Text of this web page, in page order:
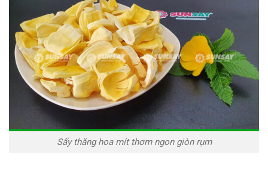
Sấy thăng hoa mít thơm ngon giòn rụm